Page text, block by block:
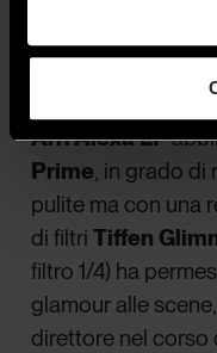
Per disneyficare,
Arri Alexa LF
Prime, in grado di
pulite ma con una
di filtriTiffen
filtro 1/4) ha
glamour alle
direttore nel corso